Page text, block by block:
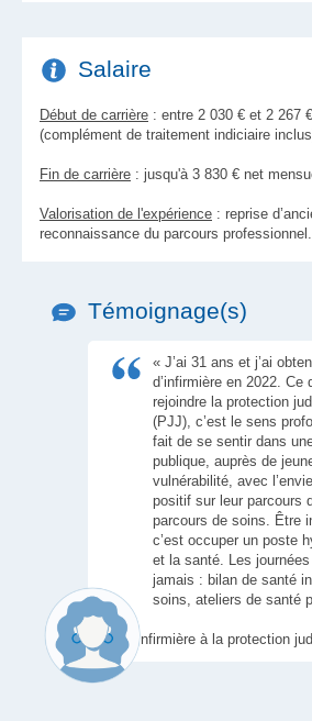
Salaire
Début de carrière : entre 2 030 € et 2 267
(complément de traitement indiciaire
Fin de carrière : jusqu'à 3 830 € net
Valorisation de l'expérience : reprise
reconnaissance du parcours professionnel.
Témoignage(s)
« J’ai 31 ans et j’ai
d’infirmière en 2022. Ce
rejoindre la protection
(PJJ), c’est le sens
fait de se sentir dans
publique, auprès de
vulnérabilité, avec
positif sur leur parcours
parcours de soins. Être
c’est occuper un poste
et la santé. Les
jamais : bilan de santé
soins, ateliers de santé
Infirmière à la protection